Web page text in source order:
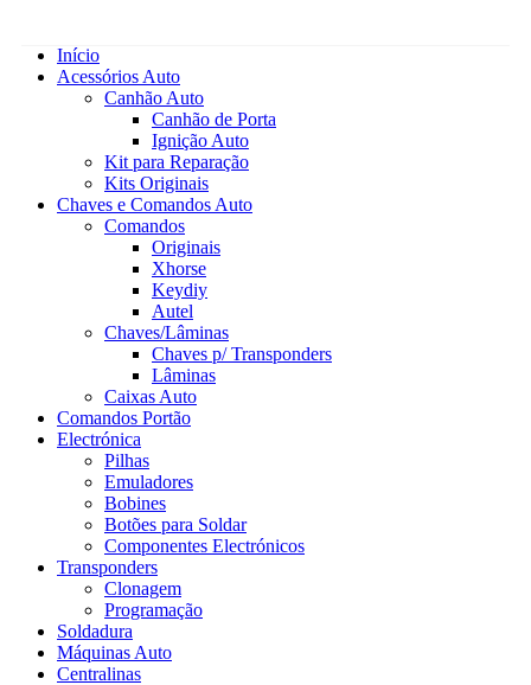
Início
Acessórios Auto
Canhão Auto
Canhão de Porta
Ignição Auto
Kit para Reparação
Kits Originais
Chaves e Comandos Auto
Comandos
Originais
Xhorse
Keydiy
Autel
Chaves/Lâminas
Chaves p/ Transponders
Lâminas
Caixas Auto
Comandos Portão
Electrónica
Pilhas
Emuladores
Bobines
Botões para Soldar
Componentes Electrónicos
Transponders
Clonagem
Programação
Soldadura
Máquinas Auto
Centralinas